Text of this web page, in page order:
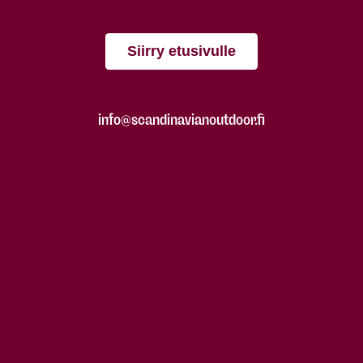
Siirry etusivulle
info@scandinavianoutdoor.fi